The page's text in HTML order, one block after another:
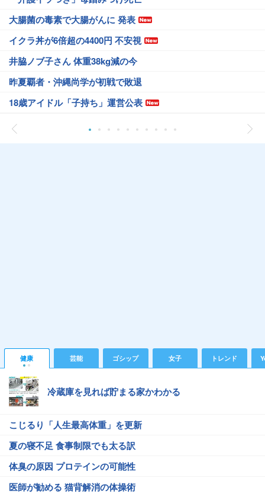
大腸菌の毒素で大腸がんに 発表
イクラ丼が6倍超の4400円 不安視
井脇ノブ子さん 体重38kg減の今
昨夏覇者・沖縄尚学が初戦で敗退
18歳アイドル「子持ち」運営公表
健康 芸能 ゴシップ 女子 トレンド
冷蔵庫を見れば貯まる家かわかる
こじるり「人生最高体重」を更新
夏の寝不足 食事制限でも太る訳
体臭の原因 プロテインの可能性
医師が勧める 猫背解消の体操術